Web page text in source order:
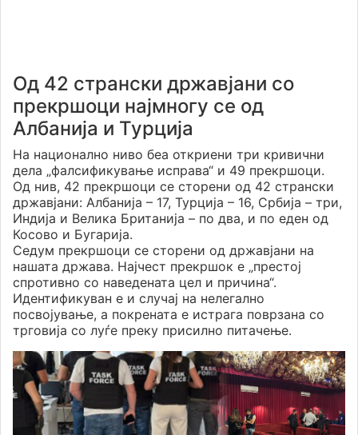
Од 42 странски државјани со
прекршоци најмногу се од
Албанија и Турција
На национално ниво беа откриени три кривични
дела „фалсификување исправа“ и 49 прекршоци.
Од нив, 42 прекршоци се сторени од 42 странски
државјани: Албанија – 17, Турција – 16, Србија – три,
Индија и Велика Британија – по два, и по еден од
Косово и Бугарија.
Седум прекршоци се сторени од државјани на
нашата држава. Најчест прекршок е „престој
спротивно со наведената цел и причина“.
Идентификуван е и случај на нелегално
посвојување, а покрената е истрага поврзана со
трговија со луѓе преку присилно питачење.